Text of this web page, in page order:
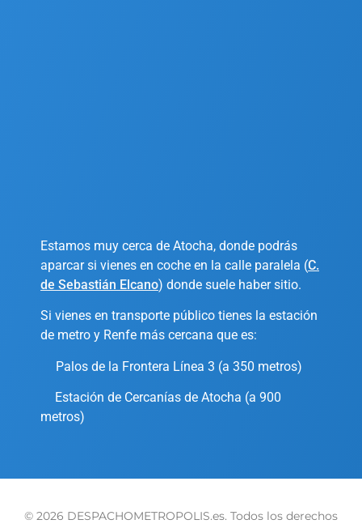
Estamos muy cerca de Atocha, donde podrás
aparcar si vienes en coche en la calle paralela (C.
de Sebastián Elcano) donde suele haber sitio.
Si vienes en transporte público tienes la estación
de metro y Renfe más cercana que es:
Palos de la Frontera Línea 3 (a 350 metros)
Estación de Cercanías de Atocha (a 900
metros)
© 2026 DESPACHOMETROPOLIS.es. Todos los derechos